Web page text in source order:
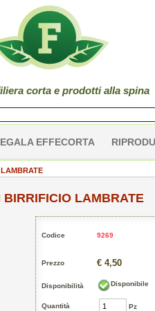
corta e prodotti alla spina
EFFECORTA
LAMBRATE
Codice 9269
Prezzo € 4,50
Disponibilità Disponibile
Quantità Pz